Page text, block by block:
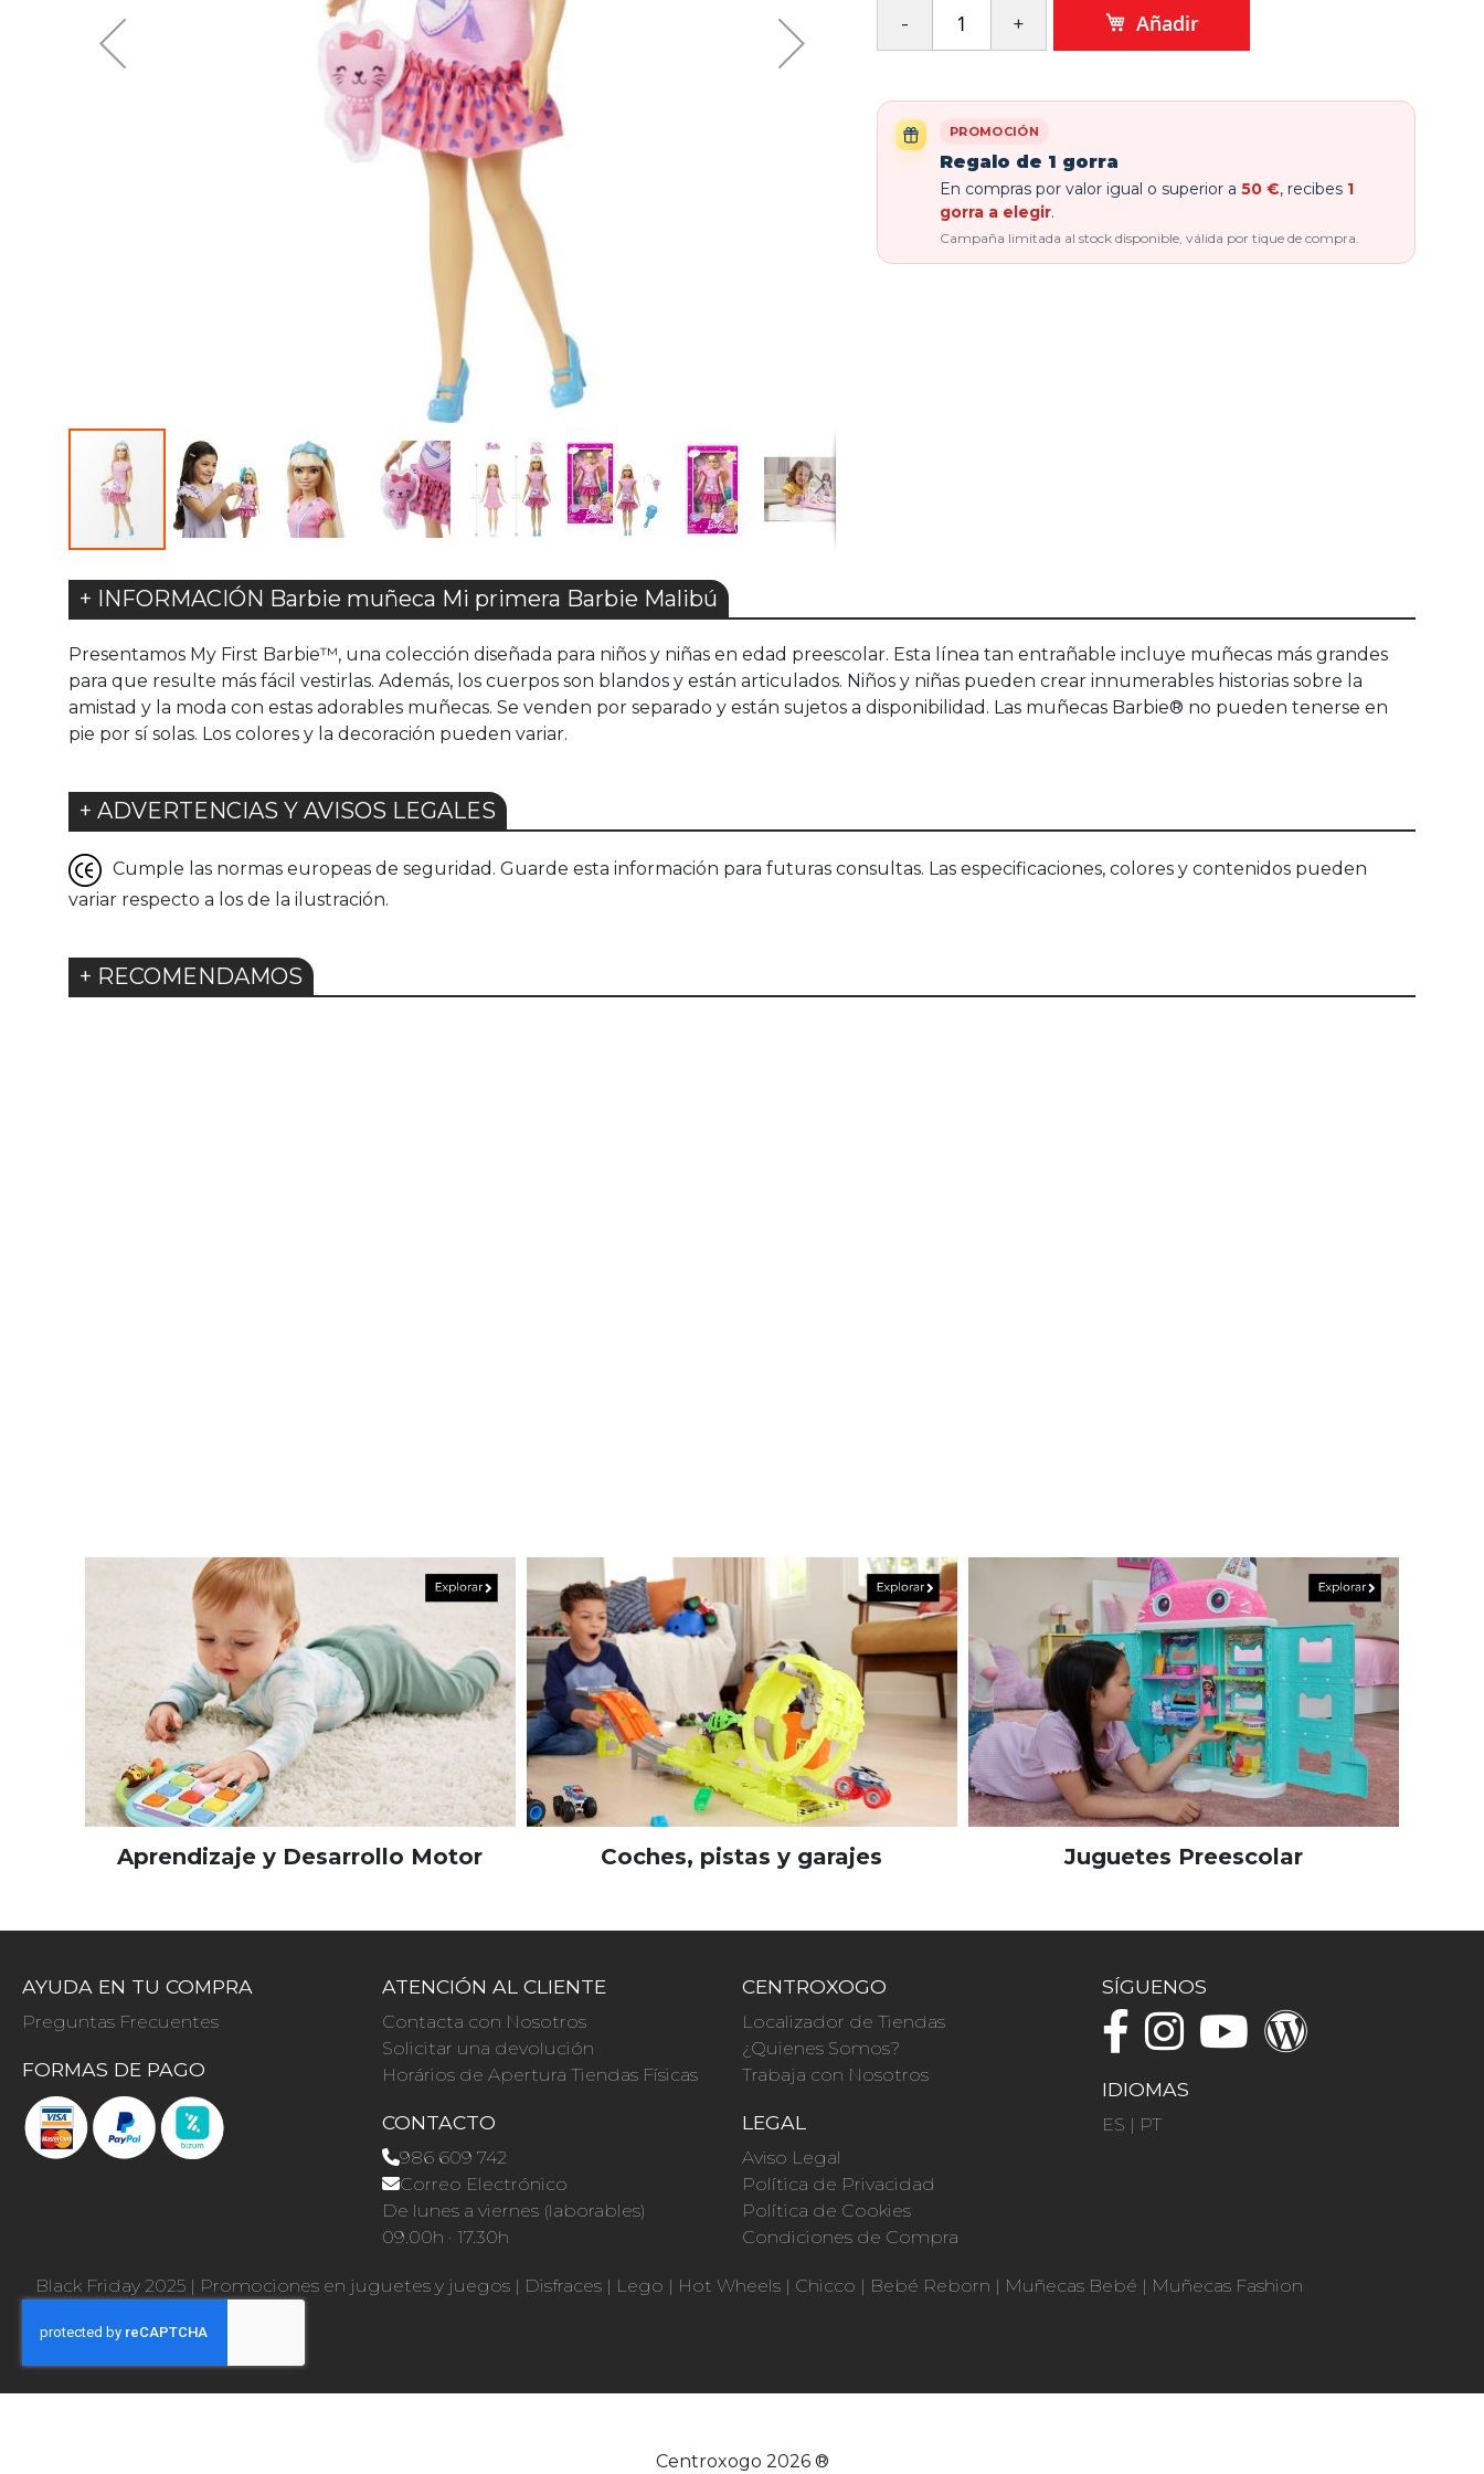
Añadir
PROMOCIÓN
Regalo de 1 gorra
En compras por valor igual o superior a 50 €, recibes 1
gorra a elegir.
Campaña limitada al stock disponible, válida por tique de compra.
+ INFORMACIÓN Barbie muñeca Mi primera Barbie Malibú
Presentamos My First Barbie™, una colección diseñada para niños y niñas en edad preescolar. Esta línea tan entrañable incluye muñecas más grandes
para que resulte más fácil vestirlas. Además, los cuerpos son blandos y están articulados. Niños y niñas pueden crear innumerables historias sobre la
amistad y la moda con estas adorables muñecas. Se venden por separado y están sujetos a disponibilidad. Las muñecas Barbie® no pueden tenerse en
pie por sí solas. Los colores y la decoración pueden variar.
+ ADVERTENCIAS Y AVISOS LEGALES
Cumple las normas europeas de seguridad. Guarde esta información para futuras consultas. Las especificaciones, colores y contenidos pueden
variar respecto a los de la ilustración.
+ RECOMENDAMOS
Aprendizaje y Desarrollo Motor Coches, pistas y garajes Juguetes Preescolar
AYUDA EN TU COMPRA
Preguntas Frecuentes
FORMAS DE PAGO
ATENCIÓN AL CLIENTE
Contacta con Nosotros
Solicitar una devolución
Horários de Apertura Tiendas Físicas
CONTACTO
986 609 742
Correo Electrónico
De lunes a viernes (laborables)
09.00h · 17.30h
CENTROXOGO
Localizador de Tiendas
¿Quienes Somos?
Trabaja con Nosotros
LEGAL
Aviso Legal
Política de Privacidad
Política de Cookies
Condiciones de Compra
SÍGUENOS
IDIOMAS
ES | PT
Black Friday 2025 | Promociones en juguetes y juegos | Disfraces | Lego | Hot Wheels | Chicco | Bebé Reborn | Muñecas Bebé | Muñecas Fashion
Centroxogo 2026 ®